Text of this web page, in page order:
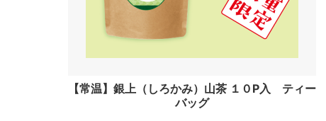
【常温】銀上（しろかみ）山茶 １０P入 ティー
バッグ